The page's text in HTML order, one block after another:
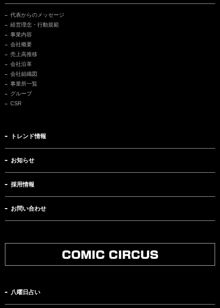
代表からのメッセージ
経営理念・行動規範
事業内容
会社概要
売上高推移
会社沿革
会社組織図
事業所一覧
グループ
CSR
トレンド情報
お知らせ
採用情報
お問い合わせ
八曜日占い